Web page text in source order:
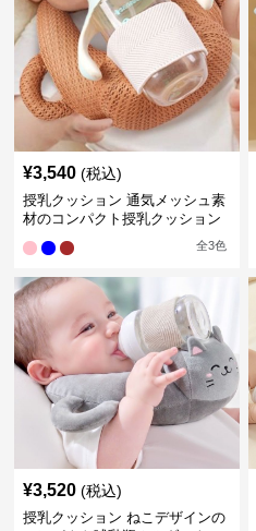
¥3,540 (税込)
授乳クッション 通気メッシュ素
材のコンパクト授乳クッション
全3色
¥3,520 (税込)
授乳クッション ねこデザインの